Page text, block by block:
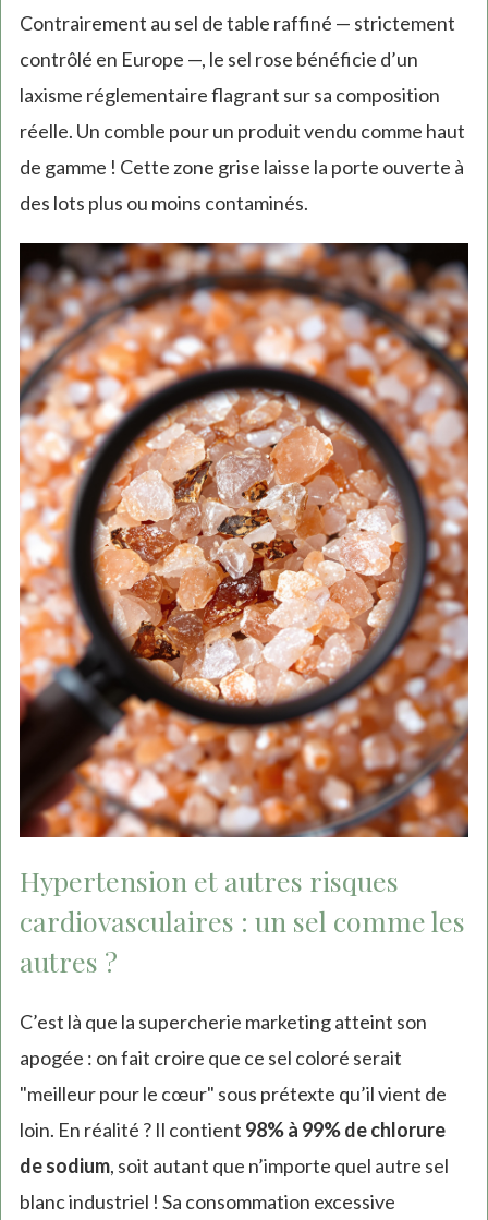
Contrairement au sel de table raffiné — strictement
contrôlé en Europe —, le sel rose bénéficie d’un
laxisme réglementaire flagrant sur sa composition
réelle. Un comble pour un produit vendu comme haut
de gamme ! Cette zone grise laisse la porte ouverte à
des lots plus ou moins contaminés.
Hypertension et autres risques
cardiovasculaires : un sel comme les
autres ?
C’est là que la supercherie marketing atteint son
apogée : on fait croire que ce sel coloré serait
"meilleur pour le cœur" sous prétexte qu’il vient de
loin. En réalité ? Il contient 98% à 99% de chlorure
de sodium, soit autant que n’importe quel autre sel
blanc industriel ! Sa consommation excessive